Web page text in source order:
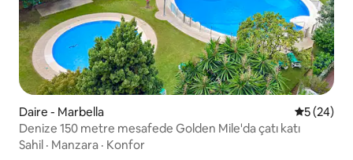
Daire - Marbella 55 (24)
Denize 150 metre mesafede Golden Mile'da çatı katı
Sahil · Manzara · Konfor